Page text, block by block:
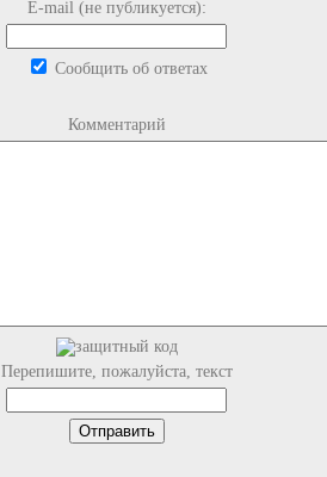
E-mail (не публикуется):
Сообщить об ответах
Комментарий
Перепишите, пожалуйста, текст